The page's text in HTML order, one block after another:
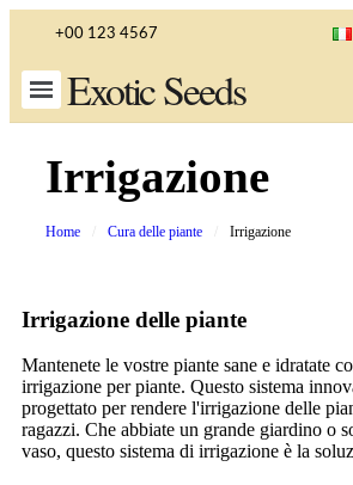
+00 123 4567
Exotic Seeds
Irrigazione
Home Cura delle piante Irrigazione
Irrigazione delle piante
Mantenete le vostre piante sane e idratate
irrigazione per piante. Questo sistema
progettato per rendere l'irrigazione delle
ragazzi. Che abbiate un grande giardino o
vaso, questo sistema di irrigazione è la